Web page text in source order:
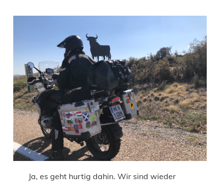
Ja, es geht hurtig dahin. Wir sind wieder